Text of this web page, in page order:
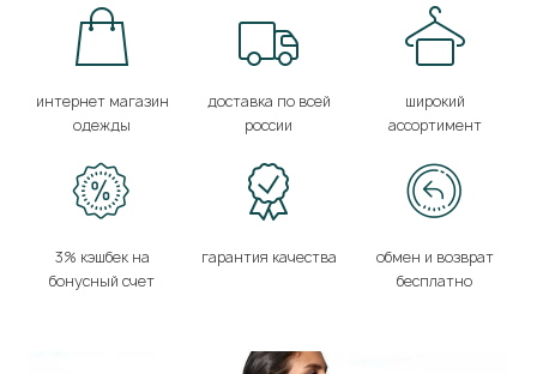
интернет магазин
одежды
доставка по всей
россии
широкий
ассортимент
3% кэшбек на
бонусный счет
гарантия качества
обмен и возврат
бесплатно